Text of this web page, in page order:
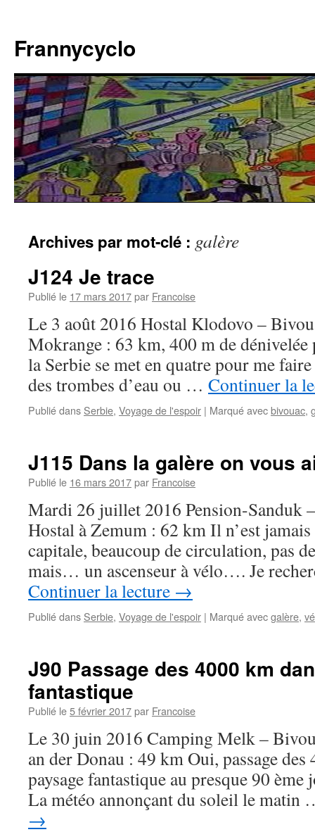
contenu
Frannycyclo
Archives par mot-clé : galère
J124 Je trace
Publié le 17 mars 2017par Francoise
Le 3 août 2016 Hostal Klodovo –
Mokrange : 63 km, 400 m de
la Serbie se met en quatre pour me
des trombes d’eau ou … Continuer la
Publié dans Serbie, Voyage de l'espoir | Marqué avecbivouac,
J115 Dans la galère on vous
Publié le 16 mars 2017par Francoise
Mardi 26 juillet 2016 Pension-Sanduk
Hostal à Zemum : 62 km Il n’est
capitale, beaucoup de circulation, pas
mais… un ascenseur à vélo…. Je
Continuer la lecture →
Publié dans Serbie, Voyage de l'espoir | Marqué avecgalère,
J90 Passage des 4000 km
fantastique
Publié le5 février 2017par Francoise
Le 30 juin 2016 Camping Melk –
an der Donau : 49 km Oui, passage
paysage fantastique au presque 90
La météo annonçant du soleil le
→